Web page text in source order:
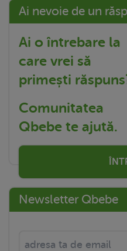
Ai nevoie de un
Ai o întrebare la
care vrei să
primești
Comunitatea
Qbebe te ajută.
Newsletter Qbebe